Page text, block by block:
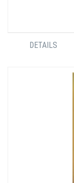
DETAILS